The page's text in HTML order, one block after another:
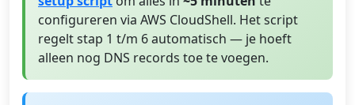
configureren via AWS CloudShell. Het script
regelt stap 1 t/m 6 automatisch — je hoeft
alleen nog DNS records toe te voegen.